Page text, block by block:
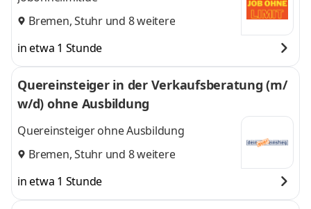
Bremen,Stuhrund 8 weitere
in etwa 1 Stunde
Quereinsteiger in der Verkaufsberatung (m/
w/d) ohne Ausbildung
Quereinsteiger ohne Ausbildung
Bremen,Stuhrund 8 weitere
in etwa 1 Stunde